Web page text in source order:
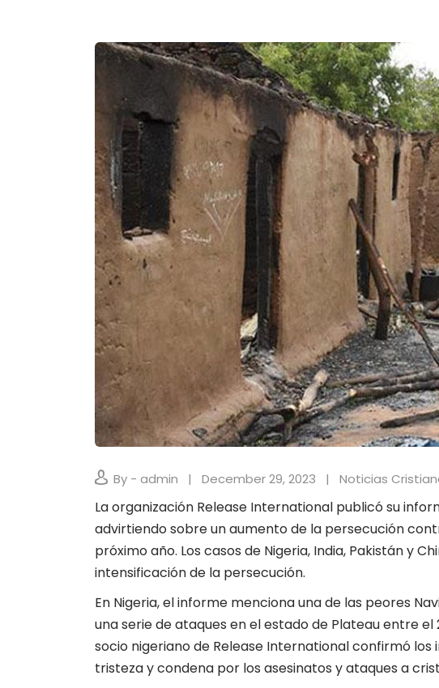
By - admin December 29, 2023 Noticias
La organización Release International publicó su
advirtiendo sobre un aumento de la persecución
próximo año. Los casos de Nigeria, India, Pakistán y
intensificación de la persecución.
En Nigeria, el informe menciona una de las peores
una serie de ataques en el estado de Plateau entre el
socio nigeriano de Release International confirmó
tristeza y condena por los asesinatos y ataques a